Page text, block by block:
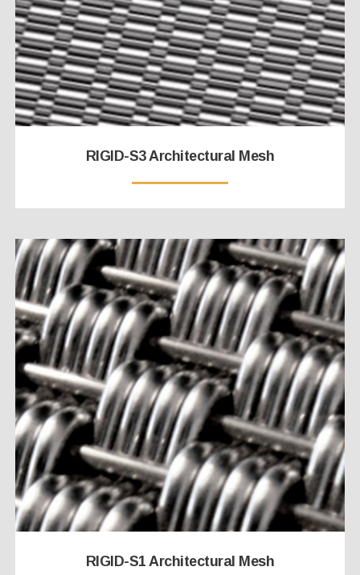
RIGID-S3 Architectural Mesh
RIGID-S1 Architectural Mesh